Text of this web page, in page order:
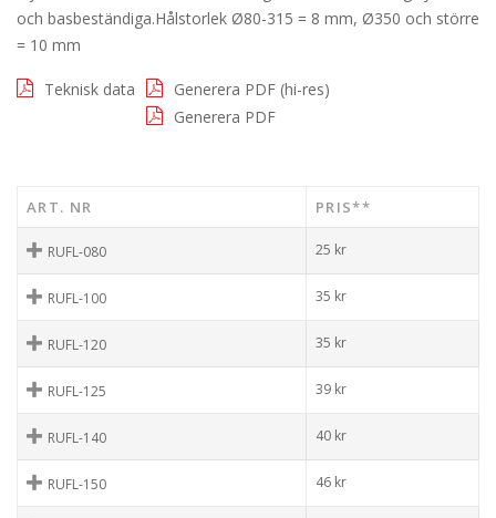
och basbeständiga.Hålstorlek Ø80-315 = 8 mm, Ø350 och större
= 10 mm
Teknisk data
Generera PDF (hi-res)
Generera PDF
ART. NR PRIS**
RUFL-080 25 kr
RUFL-100 35 kr
RUFL-120 35 kr
RUFL-125 39 kr
RUFL-140 40 kr
RUFL-150 46 kr